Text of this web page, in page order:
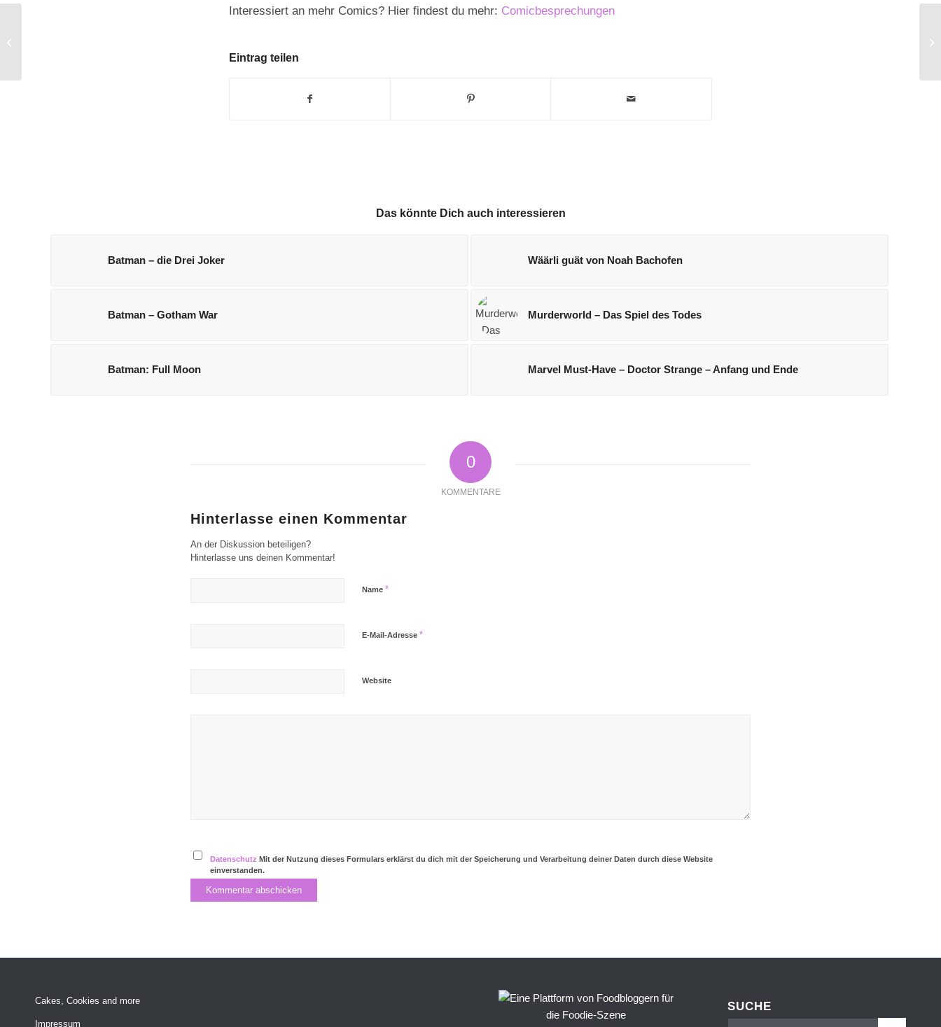
Interessiert an mehr Comics? Hier findest du mehr: Comicbesprechungen
Eintrag teilen
Das könnte Dich auch interessieren
Batman – die Drei Joker Wäärli guät von Noah Bachofen
Batman – Gotham War Murderworld – Das Spiel des Todes
Batman: Full Moon Marvel Must-Have – Doctor Strange – Anfang und Ende
0
KOMMENTARE
Hinterlasse einen Kommentar
An der Diskussion beteiligen?
Hinterlasse uns deinen Kommentar!
Name *
E-Mail-Adresse *
Website
Datenschutz Mit der Nutzung dieses Formulars erklärst du dich mit der Speicherung und Verarbeitung deiner Daten durch diese Website
einverstanden.
Cakes, Cookies and more
Impressum
SUCHE